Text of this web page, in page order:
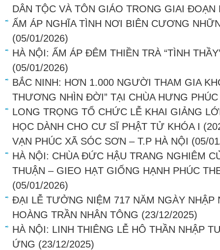
DÂN TỘC VÀ TÔN GIÁO TRONG GIAI ĐOẠN
ẤM ÁP NGHĨA TÌNH NƠI BIÊN CƯƠNG
(05/01/2026)
HÀ NỘI: ẤM ÁP ĐÊM THIỀN TRÀ “TÌNH
(05/01/2026)
BẮC NINH: HƠN 1.000 NGƯỜI THAM GIA
THƯƠNG NHÌN ĐỜI” TẠI CHÙA HƯNG PHÚC
LONG TRỌNG TỔ CHỨC LỄ KHAI GIẢNG
HỌC DÀNH CHO CƯ SĨ PHẬT TỬ KHÓA I
VẠN PHÚC XÃ SÓC SƠN – T.P HÀ NỘI (05/
HÀ NỘI: CHÙA ĐỨC HẬU TRANG NGHIÊM
THUẬN – GIEO HẠT GIỐNG HẠNH PHÚC
(05/01/2026)
ĐẠI LỄ TƯỞNG NIỆM 717 NĂM NGÀY NHẬP
HOÀNG TRẦN NHÂN TÔNG (23/12/2025)
HÀ NỘI: LINH THIÊNG LỄ HÔ THẦN NHẬP
ỨNG (23/12/2025)